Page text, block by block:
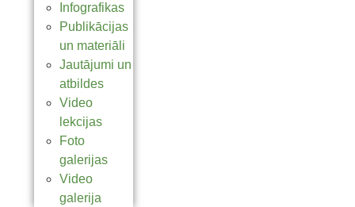
Infografikas
Publikācijas
un materiāli
Jautājumi un
atbildes
Video
lekcijas
Foto
galerijas
Video
galerija